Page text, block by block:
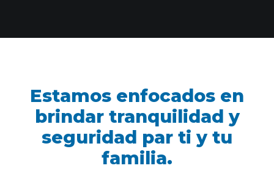
Estamos enfocados en
brindar tranquilidad y
seguridad par ti y tu
familia.